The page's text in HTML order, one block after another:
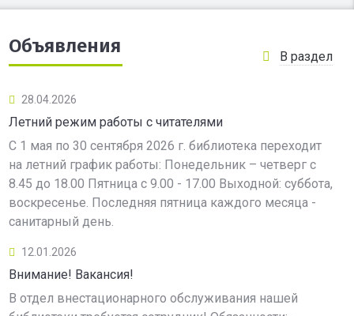
Объявления В раздел
28.04.2026
Летний режим работы с читателями
С 1 мая по 30 сентября 2026 г. библиотека переходит
на летний график работы: Понедельник – четверг с
8.45 до 18.00 Пятница с 9.00 - 17.00 Выходной: суббота,
воскресенье. Последняя пятница каждого месяца -
санитарный день.
12.01.2026
Внимание! Вакансия!
В отдел внестационарного обслуживания нашей